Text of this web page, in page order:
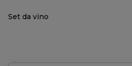
Set da vino